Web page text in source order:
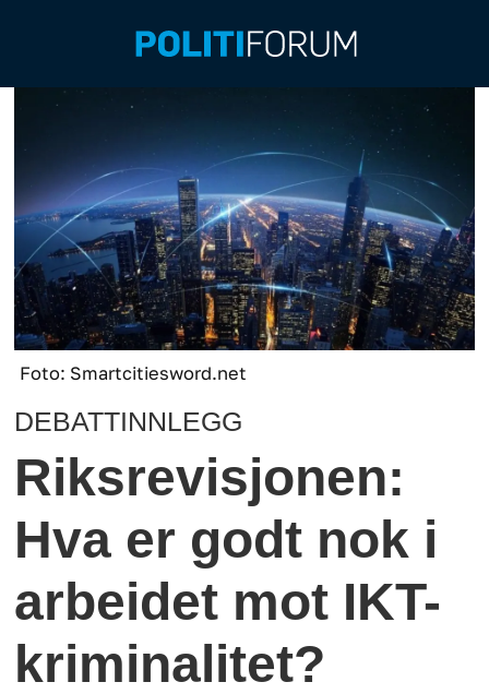
Foto: Smartcitiesword.net
DEBATTINNLEGG
Riksrevisjonen:
Hva er godt nok i
arbeidet mot IKT-
kriminalitet?